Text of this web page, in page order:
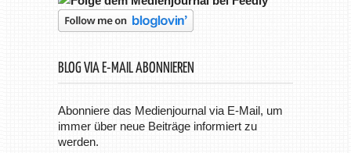
BLOG VIA E-MAIL ABONNIEREN
Abonniere das Medienjournal via E-Mail, um
immer über neue Beiträge informiert zu
werden.